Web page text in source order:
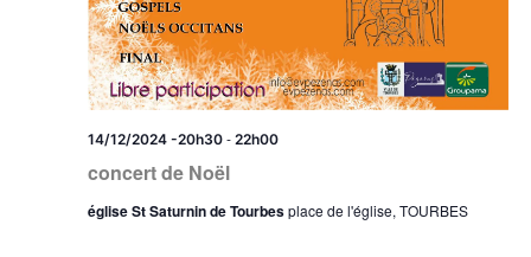
concert de Noël
14/12/2024 -20h30- 22h00
église St Saturnin de Tourbesplace de l'église, TOURBES